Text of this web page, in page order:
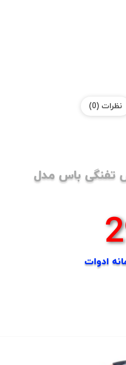
نظرات (0)
تفنگی باس مدل
ادوات